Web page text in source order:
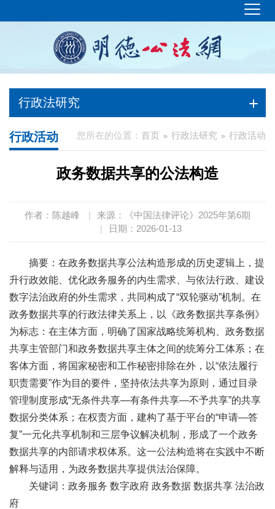
行政法研究
您所在的位置： 首页 行政法研究 行政活动
行政活动
政务数据共享的公法构造
作者：陈越峰 |
来源：《中国法律评论》2025年第6期
|
日期：2026-01-13
摘要：在政务数据共享公法构造形成的历史逻辑上，提
升行政效能、优化政务服务的内生需求、与依法行政、建设
数字法治政府的外生需求，共同构成了“双轮驱动”机制。在
政务数据共享的行政法律关系上，以《政务数据共享条例》
为标志：在主体方面，明确了国家战略统筹机构、政务数据
共享主管部门和政务数据共享主体之间的统筹分工体系；在
客体方面，将国家秘密和工作秘密排除在外，以“依法履行
职责需要”作为目的要件，坚持依法共享为原则，通过目录
管理制度形成“无条件共享—有条件共享—不予共享”的共享
数据分类体系；在权责方面，建构了基于平台的“申请—答
复”一元化共享机制和三层争议解决机制，形成了一个政务
数据共享的内部请求权体系。这一公法构造将在实践中不断
解释与适用，为政务数据共享提供法治保障。
关键词：政务服务 数字政府 政务数据 数据共享 法治政
府